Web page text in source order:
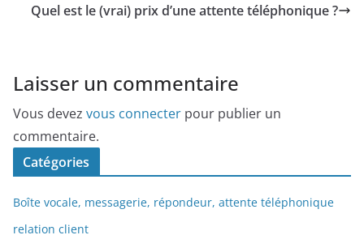
Quel est le (vrai) prix d’une attente téléphonique ?
Laisser un commentaire
Vous devez vous connecter pour publier un
commentaire.
Catégories
Boîte vocale, messagerie, répondeur, attente téléphonique
relation client